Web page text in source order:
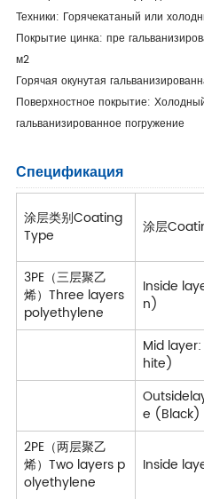
Техники: Горячекатаный или
Покрытие цинка: пре
м2
Горячая окунутая
Поверхностное покрытие:
гальванизированное погружение
Спецификация
涂层类别Coating
Type
涂层
3PE（三层聚乙
烯）Three layers
polyethylene
Inside
n)
Mid
hite)
e (Black)
2PE（两层聚乙
烯）Two layers p
olyethylene
Inside